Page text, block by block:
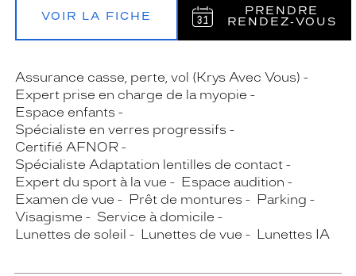
VOIR LA FICHE
PRENDRE
RENDEZ‑VOUS
Assurance casse, perte, vol (Krys Avec Vous)
Expert prise en charge de la myopie
Espace enfants
Spécialiste en verres progressifs
Certifié AFNOR
Spécialiste Adaptation lentilles de contact
Expert du sport à la vue
Espace audition
Examen de vue
Prêt de montures
Parking
Visagisme
Service à domicile
Lunettes de soleil
Lunettes de vue Lunettes IA